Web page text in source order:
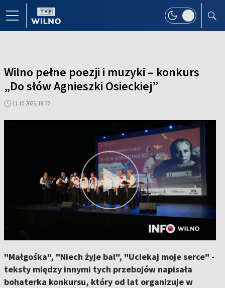
Wilno pełne poezji i muzyki – konkurs
„Do słów Agnieszki Osieckiej”
11.10.2025, 18:32
"Małgośka", "Niech żyje bal", "Uciekaj moje serce" -
teksty między innymi tych przebojów napisała
bohaterka konkursu, który od lat organizuje w